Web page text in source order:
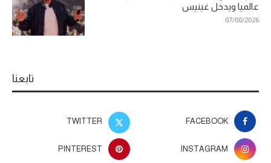
عالميا ويدخل غينيس
07/08/2026
تابعنا
FACEBOOK
TWITTER
INSTAGRAM
PINTEREST